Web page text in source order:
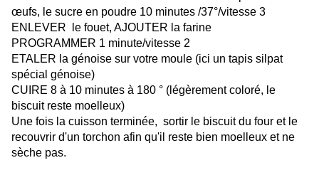
œufs, le sucre en poudre 10 minutes /37°/vitesse 3
ENLEVER le fouet, AJOUTER la farine
PROGRAMMER 1 minute/vitesse 2
ETALER la génoise sur votre moule (ici un tapis silpat
spécial génoise)
CUIRE 8 à 10 minutes à 180 ° (légèrement coloré, le
biscuit reste moelleux)
Une fois la cuisson terminée, sortir le biscuit du four et le
recouvrir d'un torchon afin qu'il reste bien moelleux et ne
sèche pas.